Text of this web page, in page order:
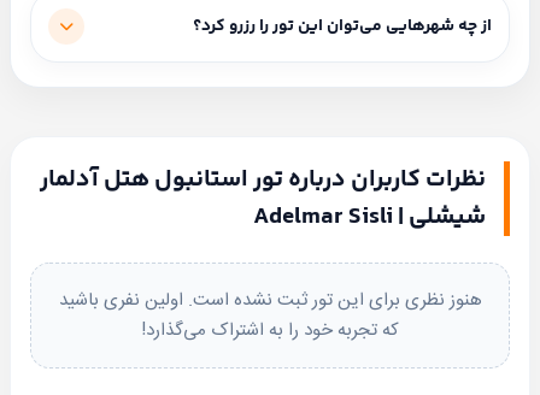
برای استعلام قیمت این تور با کارشناسان ما تماس بگیرید.
از چه شهرهایی می‌توان این تور را رزرو کرد؟
نظرات کاربران درباره تور استانبول هتل آدلمار
شیشلی | Adelmar Sisli
هنوز نظری برای این تور ثبت نشده است. اولین نفری باشید
که تجربه خود را به اشتراک می‌گذارد!